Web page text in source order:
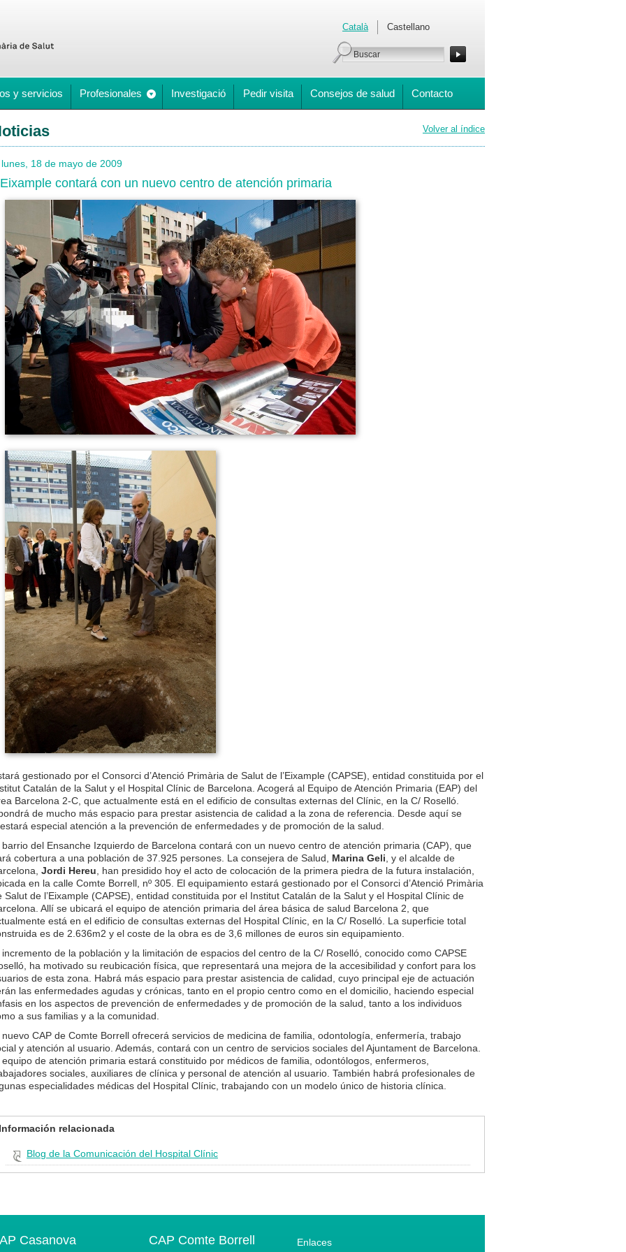
Català Castellano
y servicios Profesionales Investigació Pedir visita Consejos de salud Contacto
Volver al índice
lunes, 18 de mayo de 2009
contará con un nuevo centro de atención primaria
gestionado por el Consorci d’Atenció Primària de Salut de l’Eixample (CAPSE), entidad constituida por el
Catalán de la Salut y el Hospital Clínic de Barcelona. Acogerá al Equipo de Atención Primaria (EAP) del
Barcelona 2-C, que actualmente está en el edificio de consultas externas del Clínic, en la C/ Roselló.
de mucho más espacio para prestar asistencia de calidad a la zona de referencia. Desde aquí se
especial atención a la prevención de enfermedades y de promoción de la salud.
barrio del Ensanche Izquierdo de Barcelona contará con un nuevo centro de atención primaria (CAP), que
cobertura a una población de 37.925 persones. La consejera de Salud, Marina Geli , y el alcalde de
Jordi Hereu , han presidido hoy el acto de colocación de la primera piedra de la futura instalación,
en la calle Comte Borrell, nº 305. El equipamiento estará gestionado por el Consorci d’Atenció Primària
Salut de l’Eixample (CAPSE), entidad constituida por el Institut Catalán de la Salut y el Hospital Clínic de
Allí se ubicará el equipo de atención primaria del área básica de salud Barcelona 2, que
está en el edificio de consultas externas del Hospital Clínic, en la C/ Roselló. La superficie total
es de 2.636m2 y el coste de la obra es de 3,6 millones de euros sin equipamiento.
incremento de la población y la limitación de espacios del centro de la C/ Roselló, conocido como CAPSE
ha motivado su reubicación física, que representará una mejora de la accesibilidad y confort para los
de esta zona. Habrá más espacio para prestar asistencia de calidad, cuyo principal eje de actuación
las enfermedades agudas y crónicas, tanto en el propio centro como en el domicilio, haciendo especial
en los aspectos de prevención de enfermedades y de promoción de la salud, tanto a los individuos
a sus familias y a la comunidad.
nuevo CAP de Comte Borrell ofrecerá servicios de medicina de familia, odontología, enfermería, trabajo
y atención al usuario. Además, contará con un centro de servicios sociales del Ajuntament de Barcelona.
equipo de atención primaria estará constituido por médicos de familia, odontólogos, enfermeros,
sociales, auxiliares de clínica y personal de atención al usuario. También habrá profesionales de
especialidades médicas del Hospital Clínic, trabajando con un modelo único de historia clínica.
Información relacionada
Blog de la Comunicación del Hospital Clínic
Casanova CAP Comte Borrell Enlaces